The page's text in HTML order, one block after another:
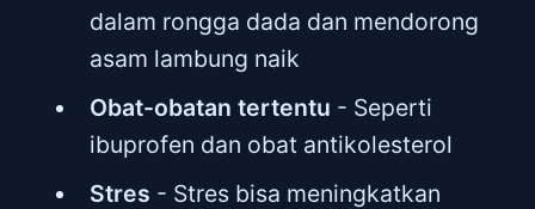
dalam rongga dada dan mendorong
asam lambung naik
Obat-obatan tertentu - Seperti
ibuprofen dan obat antikolesterol
Stres - Stres bisa meningkatkan